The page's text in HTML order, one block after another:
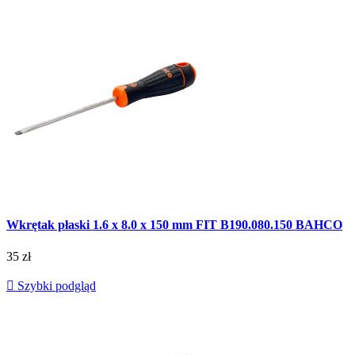
Wkrętak płaski 1.6 x 8.0 x 150 mm FIT B190.080.150 BAHCO
35 zł
 Szybki podgląd